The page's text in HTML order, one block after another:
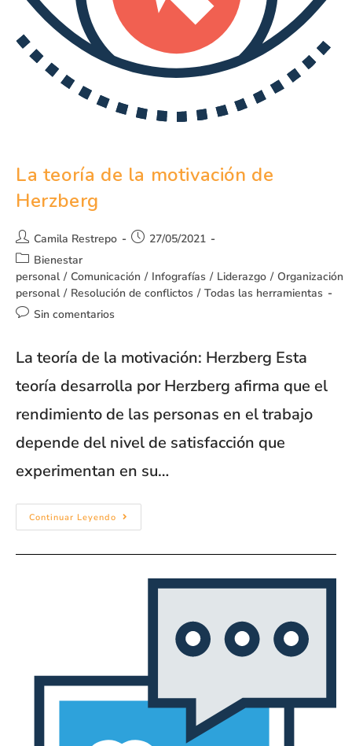
La teoría de la motivación de
Herzberg
Camila Restrepo
27/05/2021
Bienestar
personal / Comunicación / Infografías / Liderazgo / Organización
personal / Resolución de conflictos / Todas las herramientas
Sin comentarios
La teoría de la motivación: Herzberg Esta
teoría desarrolla por Herzberg afirma que el
rendimiento de las personas en el trabajo
depende del nivel de satisfacción que
experimentan en su…
Continuar Leyendo